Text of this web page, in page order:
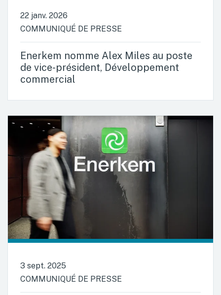
22 janv. 2026
COMMUNIQUÉ DE PRESSE
Enerkem nomme Alex Miles au poste
de vice-président, Développement
commercial
3 sept. 2025
COMMUNIQUÉ DE PRESSE